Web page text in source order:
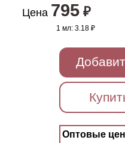
Цена 795₽
1 мл:3.18 ₽
Оптовые